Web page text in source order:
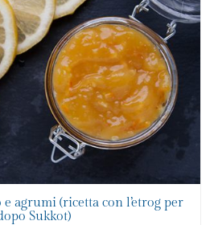
agrumi (ricetta con l’etrog per
Sukkot)